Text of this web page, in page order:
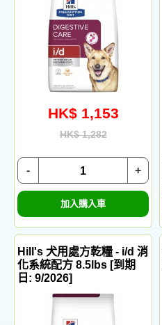
HK$ 1,153
HK$ 1,282
+
-
加入購入車
Hill's 犬用處方乾糧 - i/d 消
化系統配方 8.5lbs [到期
日: 9/2026]